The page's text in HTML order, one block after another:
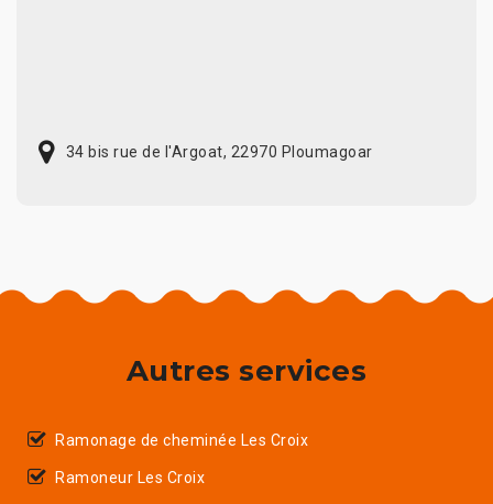
34 bis rue de l'Argoat, 22970 Ploumagoar
Autres services
Ramonage de cheminée Les Croix
Ramoneur Les Croix